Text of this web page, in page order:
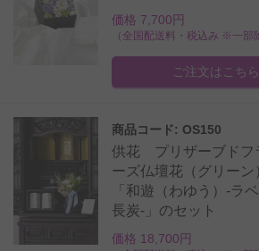
価格 7,700円
（全国配送料・税込み ※一部
ご注文はこちら
商品コード: OS150
供花 プリザーブド
ーズ仏壇花（グリー
「和遊（わゆう）-ラ
長炭-」のセット
価格 18,700円